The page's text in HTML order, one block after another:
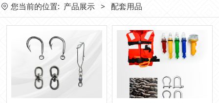
您当前的位置: 产品展示 > 配套用品